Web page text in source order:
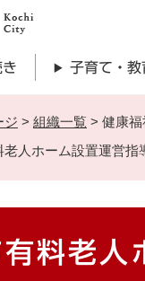
子育て・教
ジ > 組織一覧 > 健康福
老人ホーム設置運営指
料老人